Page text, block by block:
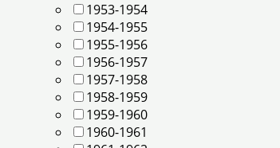
1953-1954
1954-1955
1955-1956
1956-1957
1957-1958
1958-1959
1959-1960
1960-1961